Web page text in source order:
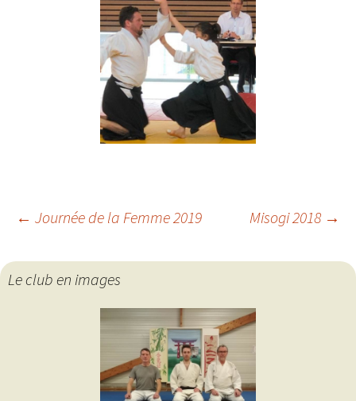
Navigation
des
articles
← Journée de la Femme 2019 Misogi 2018 →
Le club en images